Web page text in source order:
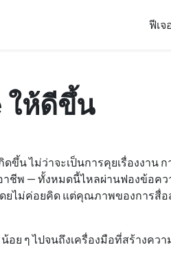
ฟีเจ
ให้ดีขึ้น
น ไม่ว่าจะเป็นการคุยเรื่องงาน
ชีพ — ทั้งหมดนี้ไหลผ่านฟองข้อคว
ยไม่ค่อยคิด แต่คุณภาพของการสื่อ
อย ๆ ไปจนถึงเครื่องมือที่สร้างคว